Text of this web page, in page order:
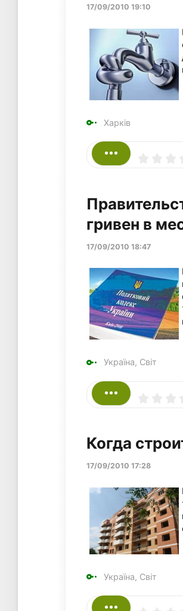
17/09/2010 19:10
Харків
гривен в
17/09/2010 18:47
Україна, Світ
Когда
17/09/2010 17:28
Україна, Світ